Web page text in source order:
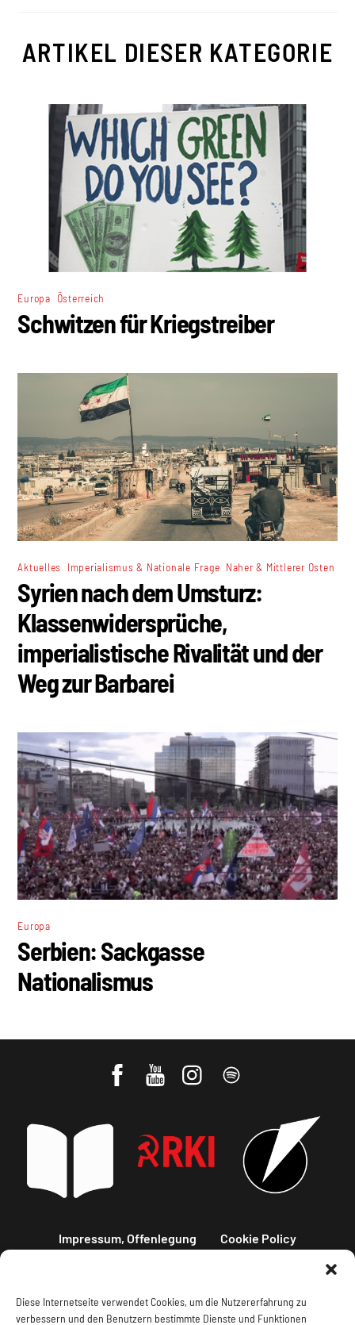
Diese Internetseite verwendet Cookies, um die Nutzererfahrung zu
verbessern und den Benutzern bestimmte Dienste und Funktionen
ARTIKEL DIESER KATEGORIE
Europa Österreich
Schwitzen für Kriegstreiber
Aktuelles Imperialismus & Nationale Frage Naher & Mittlerer Osten
Syrien nach dem Umsturz:
Klassenwidersprüche,
imperialistische Rivalität und der
Weg zur Barbarei
Europa
Serbien: Sackgasse
Nationalismus
Impressum, Offenlegung Cookie Policy